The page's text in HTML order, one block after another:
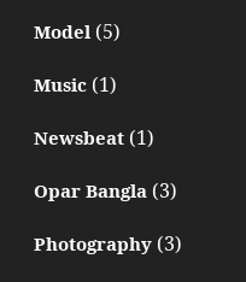
Model(5)
Music(1)
Newsbeat(1)
Opar Bangla(3)
Photography(3)